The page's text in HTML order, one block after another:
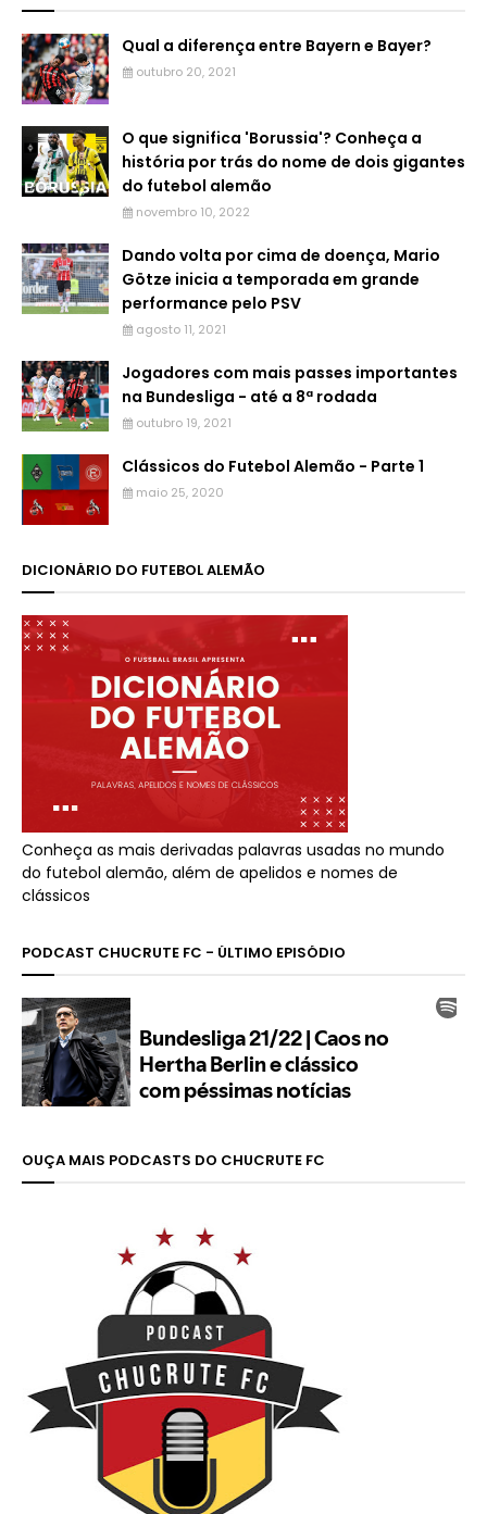
Qual a diferença entre Bayern e Bayer?
outubro 20, 2021
O que significa 'Borussia'? Conheça a
história por trás do nome de dois gigantes
do futebol alemão
novembro 10, 2022
Dando volta por cima de doença, Mario
Götze inicia a temporada em grande
performance pelo PSV
agosto 11, 2021
Jogadores com mais passes importantes
na Bundesliga - até a 8ª rodada
outubro 19, 2021
Clássicos do Futebol Alemão - Parte 1
maio 25, 2020
DICIONÁRIO DO FUTEBOL ALEMÃO
Conheça as mais derivadas palavras usadas no mundo
do futebol alemão, além de apelidos e nomes de
clássicos
PODCAST CHUCRUTE FC - ÚLTIMO EPISÓDIO
OUÇA MAIS PODCASTS DO CHUCRUTE FC